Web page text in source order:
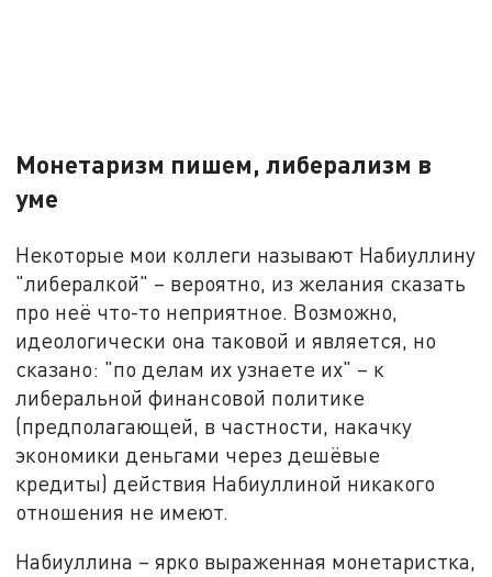
Монетаризм пишем, либерализм в
уме
Некоторые мои коллеги называют Набиуллину
"либералкой" – вероятно, из желания сказать
про неё что-то неприятное. Возможно,
идеологически она таковой и является, но
сказано: "по делам их узнаете их" – к
либеральной финансовой политике
(предполагающей, в частности, накачку
экономики деньгами через дешёвые
кредиты) действия Набиуллиной никакого
отношения не имеют.
Набиуллина – ярко выраженная монетаристка,